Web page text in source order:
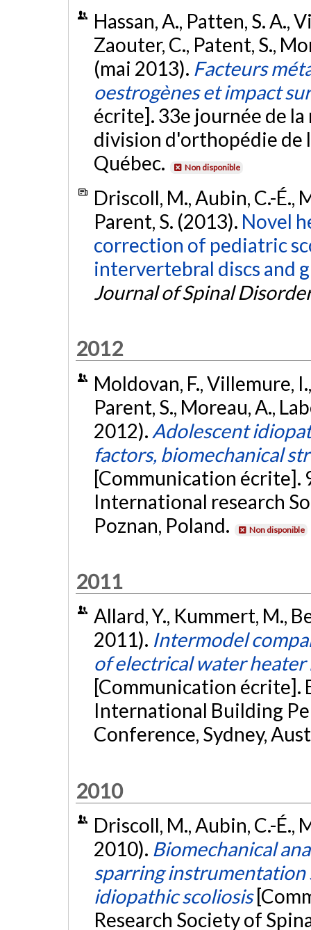
Hassan, A., Patten, S. A.,
Zaouter, C., Patent, S.,
(mai 2013). Facteurs
oestrogènes et impact
écrite]. 33e journée de la
division d'orthopédie de
Québec.
Non disponible
Driscoll, M., Aubin, C.-É.,
Parent, S. (2013). Novel
correction of pediatric
intervertebral discs and
Journal of Spinal
2012
Moldovan, F., Villemure,
Parent, S., Moreau, A.,
2012). Adolescent
factors, biomechanical
[Communication écrite].
International research
Poznan, Poland.
Non disponible
2011
Allard, Y., Kummert, M.,
2011). Intermodel
of electrical water heater
[Communication écrite].
International Building
Conference, Sydney,
2010
Driscoll, M., Aubin, C.-É.,
2010). Biomechanical
sparring instrumentation
idiopathic scoliosis
Research Society of